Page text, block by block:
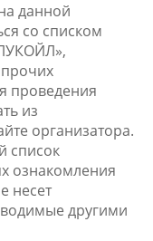
данной
со списком
проведения
из
организатора.
список
ознакомления
несет
другими